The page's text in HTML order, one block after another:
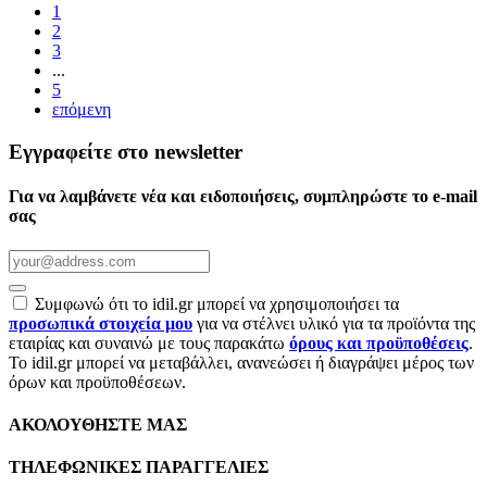
1
2
3
...
5
επόμενη
Εγγραφείτε στο newsletter
Για να λαμβάνετε νέα και ειδοποιήσεις, συμπληρώστε το e-mail
σας
Συμφωνώ ότι το idil.gr μπορεί να χρησιμοποιήσει τα
προσωπικά στοιχεία μου για να στέλνει υλικό για τα προϊόντα της
εταιρίας και συναινώ με τους παρακάτω όρους και προϋποθέσεις.
Το idil.gr μπορεί να μεταβάλλει, ανανεώσει ή διαγράψει μέρος των
όρων και προϋποθέσεων.
ΑΚΟΛΟΥΘΗΣΤΕ ΜΑΣ
ΤΗΛΕΦΩΝΙΚΕΣ ΠΑΡΑΓΓΕΛΙΕΣ